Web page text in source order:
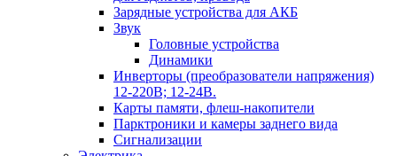
Зарядные устройства для АКБ
Звук
Головные устройства
Динамики
Инверторы (преобразователи напряжения)
12-220В; 12-24В.
Карты памяти, флеш-накопители
Парктроники и камеры заднего вида
Сигнализации